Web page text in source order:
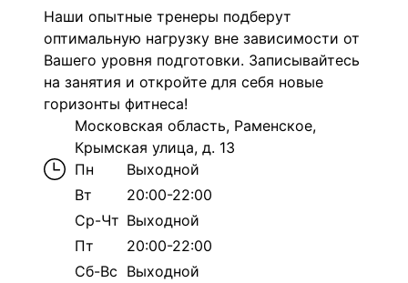
Наши опытные тренеры подберут
оптимальную нагрузку вне зависимости от
Вашего уровня подготовки. Записывайтесь
на занятия и откройте для себя новые
горизонты фитнеса!
Московская область, Раменское,
Крымская улица, д. 13
Пн
Выходной
Вт
20:00-22:00
Ср-Чт Выходной
Пт
20:00-22:00
Сб-Вс Выходной